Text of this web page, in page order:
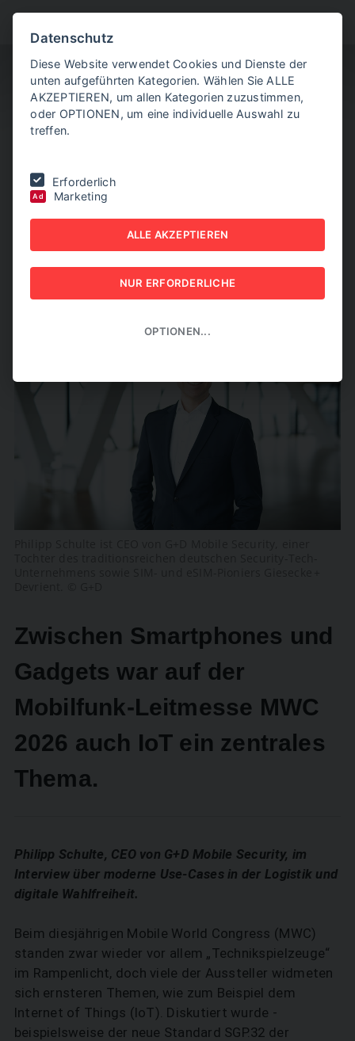
TRANSPORT- & LOGISTIK GUIDE 2026
DAS IST SOUVERÄNITÄT
NEW BUSINESS GUIDES - TRANSPORT- & LOGISTIK
GUIDE 2026
Zwischen Smartphones und
Gadgets war auf der
Mobilfunk-Leitmesse MWC
2026 auch IoT ein zentrales
Thema.
Philipp Schulte, CEO von G+D Mobile Security, im
Interview über moderne Use-Cases in der Logistik und
digitale Wahlfreiheit.
Beim diesjährigen Mobile World Congress (MWC)
standen zwar wieder vor allem „Technik­spielzeuge“
im Rampenlicht, doch viele der Aussteller widmeten
sich ernsteren Themen, wie zum Beispiel dem
Internet of Things (IoT). Diskutiert wurde ­
beispielsweise der neue Standard SGP.32 der
Datenschutz
Diese Website verwendet Cookies und Dienste der
unten aufgeführten Kategorien. Wählen Sie ALLE
AKZEPTIEREN, um allen Kategorien zuzustimmen,
oder OPTIONEN, um eine individuelle Auswahl zu
treffen.
Erforderlich
Ad Marketing
ALLE AKZEPTIEREN
NUR ERFORDERLICHE
OPTIONEN...